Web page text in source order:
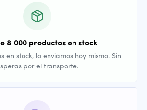
8 000 productos en stock
en stock, lo enviamos hoy mismo. Sin
por el transporte.